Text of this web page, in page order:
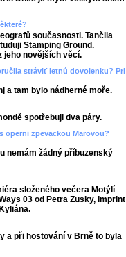
současnosti. Tančila
Stamping Ground.
jeho novějších věcí.
stráviť letnú dovolenku? Pri
a tam bylo nádherné moře.
spotřebuji dva páry.
operni zpevackou Marovou?
nemám žádný příbuzenský
složeného večera Motýlí
03 od Petra Zusky, Imprint
a při hostování v Brně to byla